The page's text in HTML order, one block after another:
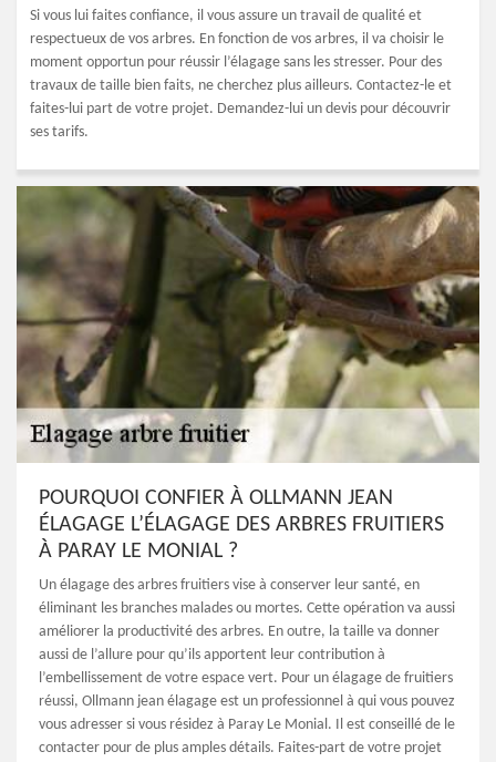
Si vous lui faites confiance, il vous assure un travail de qualité et
respectueux de vos arbres. En fonction de vos arbres, il va choisir le
moment opportun pour réussir l’élagage sans les stresser. Pour des
travaux de taille bien faits, ne cherchez plus ailleurs. Contactez-le et
faites-lui part de votre projet. Demandez-lui un devis pour découvrir
ses tarifs.
POURQUOI CONFIER À OLLMANN JEAN
ÉLAGAGE L’ÉLAGAGE DES ARBRES FRUITIERS
À PARAY LE MONIAL ?
Un élagage des arbres fruitiers vise à conserver leur santé, en
éliminant les branches malades ou mortes. Cette opération va aussi
améliorer la productivité des arbres. En outre, la taille va donner
aussi de l’allure pour qu’ils apportent leur contribution à
l’embellissement de votre espace vert. Pour un élagage de fruitiers
réussi, Ollmann jean élagage est un professionnel à qui vous pouvez
vous adresser si vous résidez à Paray Le Monial. Il est conseillé de le
contacter pour de plus amples détails. Faites-part de votre projet